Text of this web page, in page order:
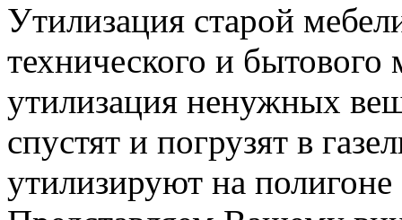
Утилизация старой
технического и
утилизация ненужных
спустят и погрузят в
утилизируют на полигоне